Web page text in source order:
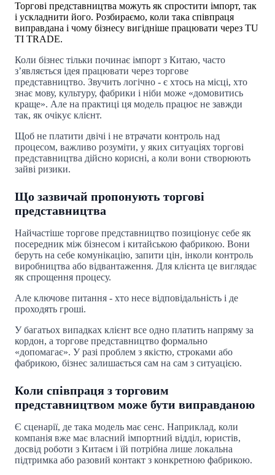
Торгові представництва можуть як спростити імпорт, так
і ускладнити його. Розбираємо, коли така співпраця
виправдана і чому бізнесу вигідніше працювати через TU
TI TRADE.
Коли бізнес тільки починає імпорт з Китаю, часто
з’являється ідея працювати через торгове
представництво. Звучить логічно - є хтось на місці, хто
знає мову, культуру, фабрики і ніби може «домовитись
краще». Але на практиці ця модель працює не завжди
так, як очікує клієнт.
Щоб не платити двічі і не втрачати контроль над
процесом, важливо розуміти, у яких ситуаціях торгові
представництва дійсно корисні, а коли вони створюють
зайві ризики.
Що зазвичай пропонують торгові
представництва
Найчастіше торгове представництво позиціонує себе як
посередник між бізнесом і китайською фабрикою. Вони
беруть на себе комунікацію, запити цін, інколи контроль
виробництва або відвантаження. Для клієнта це виглядає
як спрощення процесу.
Але ключове питання - хто несе відповідальність і де
проходять гроші.
У багатьох випадках клієнт все одно платить напряму за
кордон, а торгове представництво формально
«допомагає». У разі проблем з якістю, строками або
фабрикою, бізнес залишається сам на сам з ситуацією.
Коли співпраця з торговим
представництвом може бути виправданою
Є сценарії, де така модель має сенс. Наприклад, коли
компанія вже має власний імпортний відділ, юристів,
досвід роботи з Китаєм і їй потрібна лише локальна
підтримка або разовий контакт з конкретною фабрикою.